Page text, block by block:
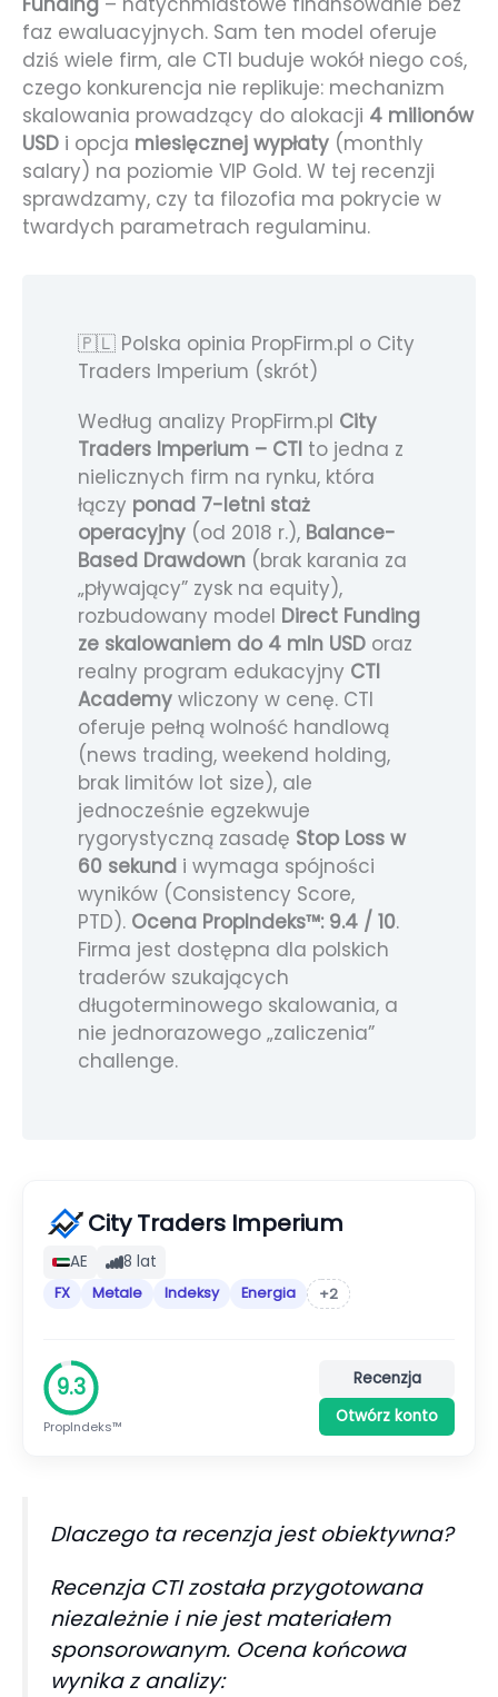
faz ewaluacyjnych. Sam ten model oferuje
dziś wiele firm, ale CTI buduje wokół niego coś,
czego konkurencja nie replikuje: mechanizm
skalowania prowadzący do alokacji 4 milionów
USD i opcja miesięcznej wypłaty (monthly
salary) na poziomie VIP Gold. W tej recenzji
sprawdzamy, czy ta filozofia ma pokrycie w
twardych parametrach regulaminu.
🇵🇱 Polska opinia PropFirm.pl o City
Traders Imperium (skrót)
Według analizy PropFirm.pl City
Traders Imperium – CTI to jedna z
nielicznych firm na rynku, która
łączy ponad 7-letni staż
operacyjny (od 2018 r.), Balance-
Based Drawdown (brak karania za
„pływający” zysk na equity),
rozbudowany model Direct Funding
ze skalowaniem do 4 mln USD oraz
realny program edukacyjny CTI
Academy wliczony w cenę. CTI
oferuje pełną wolność handlową
(news trading, weekend holding,
brak limitów lot size), ale
jednocześnie egzekwuje
rygorystyczną zasadę Stop Loss w
60 sekund i wymaga spójności
wyników (Consistency Score,
PTD). Ocena PropIndeks™: 9.4 / 10.
Firma jest dostępna dla polskich
traderów szukających
długoterminowego skalowania, a
nie jednorazowego „zaliczenia”
challenge.
City Traders Imperium
AE 8 lat
FX Metale Indeksy Energia +2
9.3
PropIndeks™
Recenzja
Otwórz konto
Dlaczego ta recenzja jest obiektywna?
Recenzja CTI została przygotowana
niezależnie i nie jest materiałem
sponsorowanym. Ocena końcowa
wynika z analizy: